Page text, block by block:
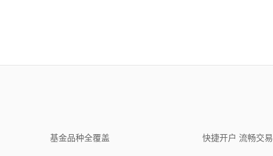
基金品种全覆盖 快捷开户 流畅交易